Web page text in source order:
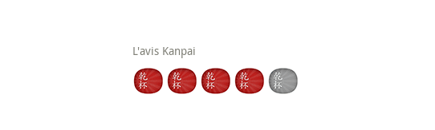
L'avis Kanpai